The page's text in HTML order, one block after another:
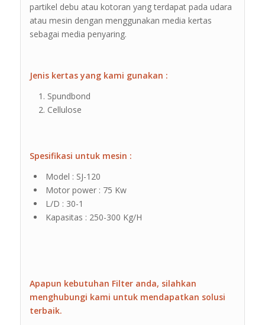
partikel debu atau kotoran yang terdapat pada udara
atau mesin dengan menggunakan media kertas
sebagai media penyaring.
Jenis kertas yang kami gunakan :
Spundbond
Cellulose
Spesifikasi untuk mesin :
Model : SJ-120
Motor power : 75 Kw
L/D : 30-1
Kapasitas : 250-300 Kg/H
Apapun kebutuhan Filter anda, silahkan
menghubungi kami untuk mendapatkan solusi
terbaik.